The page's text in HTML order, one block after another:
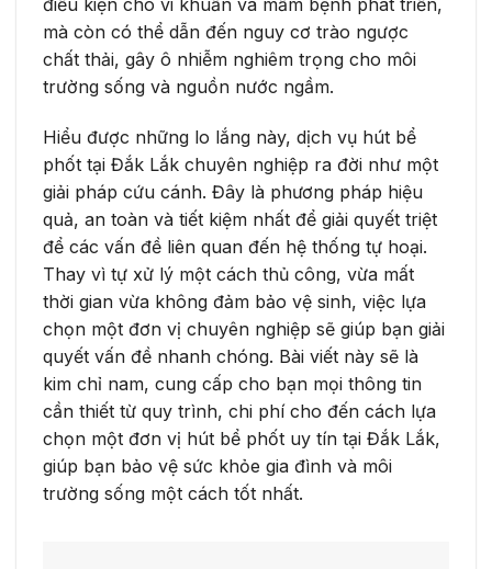
điều kiện cho vi khuẩn và mầm bệnh phát triển,
mà còn có thể dẫn đến nguy cơ trào ngược
chất thải, gây ô nhiễm nghiêm trọng cho môi
trường sống và nguồn nước ngầm.
Hiểu được những lo lắng này, dịch vụ hút bể
phốt tại Đắk Lắk chuyên nghiệp ra đời như một
giải pháp cứu cánh. Đây là phương pháp hiệu
quả, an toàn và tiết kiệm nhất để giải quyết triệt
để các vấn đề liên quan đến hệ thống tự hoại.
Thay vì tự xử lý một cách thủ công, vừa mất
thời gian vừa không đảm bảo vệ sinh, việc lựa
chọn một đơn vị chuyên nghiệp sẽ giúp bạn giải
quyết vấn đề nhanh chóng. Bài viết này sẽ là
kim chỉ nam, cung cấp cho bạn mọi thông tin
cần thiết từ quy trình, chi phí cho đến cách lựa
chọn một đơn vị hút bể phốt uy tín tại Đắk Lắk,
giúp bạn bảo vệ sức khỏe gia đình và môi
trường sống một cách tốt nhất.